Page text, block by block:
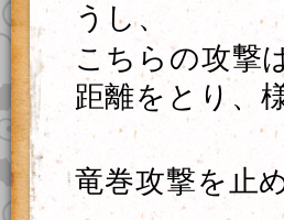
うし、
こちらの攻撃
距離をとり、
竜巻攻撃を止